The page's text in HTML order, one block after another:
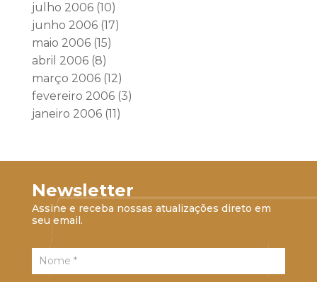
julho 2006(10)
junho 2006(17)
maio 2006(15)
abril 2006(8)
março 2006(12)
fevereiro 2006(3)
janeiro 2006(11)
Newsletter
Assine e receba nossas atualizações direto em
seu email.